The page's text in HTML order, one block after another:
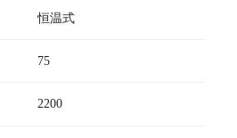
恒温式
75
2200